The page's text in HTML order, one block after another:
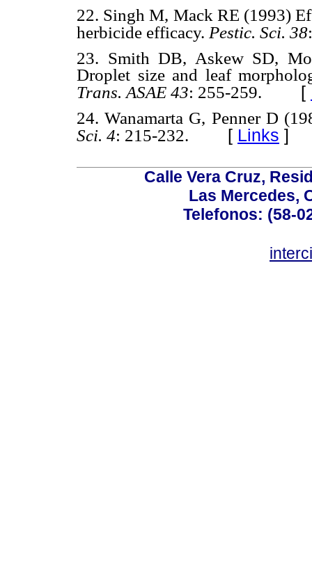
22. Singh M, Mack RE (1993)
herbicide efficacy. Pestic. Sci. 38
23. Smith DB, Askew SD,
Droplet size and leaf
Trans. ASAE 43: 255-259. [
24. Wanamarta G, Penner D
Sci. 4: 215-232. [ Links ]
Calle Vera Cruz,
Las Mercedes,
Telefonos: (58-